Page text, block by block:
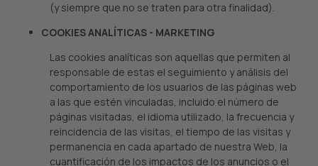
(y siempre que no se traten para otra finalidad).
COOKIES ANALÍTICAS - MARKETING
Las cookies analíticas son aquellas que permiten al
responsable de estas el seguimiento y análisis del
comportamiento de los usuarios de las páginas web
a las que estén vinculadas, incluido el número de
páginas visitadas, el idioma utilizado, la frecuencia y
reincidencia de las visitas, el tiempo de las visitas y
permanencia en cada apartado de nuestra Web, la
cuantificación de los impactos de los anuncios o el